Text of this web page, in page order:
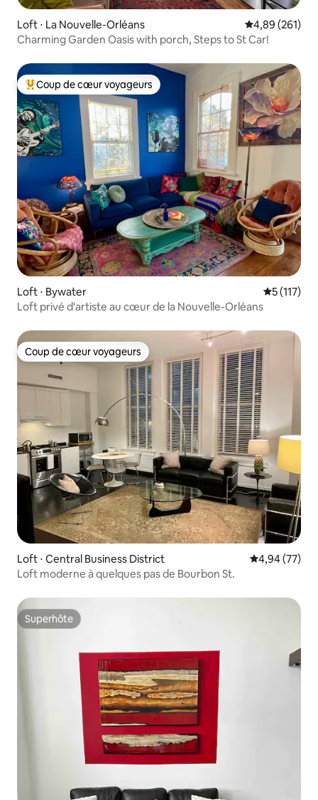
Loft ⋅ La Nouvelle-Orléans Évaluation
4,89 (261)
Charming Garden Oasis with porch, Steps to St Car!
Coups de cœur voyageurs les plus appréciés
Coup de cœur voyageurs
Loft ⋅ Bywater Évaluation
5 (117)
Loft privé d'artiste au cœur de la Nouvelle-Orléans
Coup de cœur voyageurs
Coup de cœur voyageurs
Loft ⋅ Central Business District Évaluation
4,94 (77)
Loft moderne à quelques pas de Bourbon St.
Superhôte
Superhôte